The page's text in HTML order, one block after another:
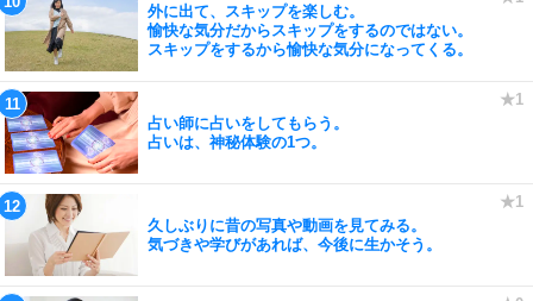
外に出て、スキップを楽しむ。
愉快な気分だからスキップをするのではない。
スキップをするから愉快な気分になってくる。
占い師に占いをしてもらう。
占いは、神秘体験の1つ。
久しぶりに昔の写真や動画を見てみる。
気づきや学びがあれば、今後に生かそう。